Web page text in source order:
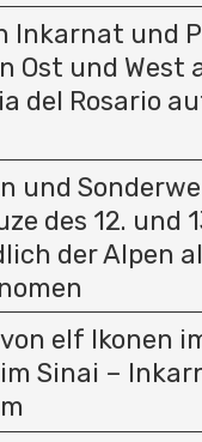
Inkarnat und
Ost und West
del Rosario
und
des 12. und
der Alpen
elf Ikonen
Sinai –